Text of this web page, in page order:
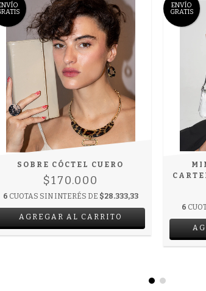
SOBRE CÓCTEL CUERO
$170.000
6 CUOTAS SIN INTERÉS DE $28.333,33
AGREGAR AL CARRITO
ENVÍO
GRATIS
6